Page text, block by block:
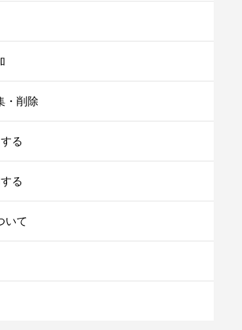
・削除
る
る
いて